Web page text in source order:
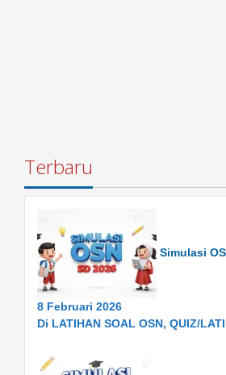
Terbaru
Simulasi
8 Februari 2026
Di LATIHAN SOAL OSN, QUIZ/